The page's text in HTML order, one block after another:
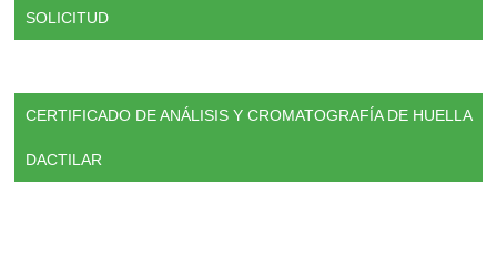
SOLICITUD
CERTIFICADO DE ANÁLISIS Y CROMATOGRAFÍA DE HUELLA
DACTILAR